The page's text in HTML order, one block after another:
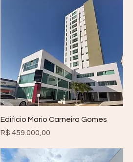
Edifício Mario Carneiro Gomes
Preço
R$ 459.000,00